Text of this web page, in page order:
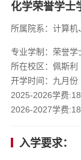
化学荣誉学士
所属院系：计算
专业学制：荣誉
所在校区：佩斯利
开学时间：九月份
2025-2026学费
2026-2027学费
入学要求：